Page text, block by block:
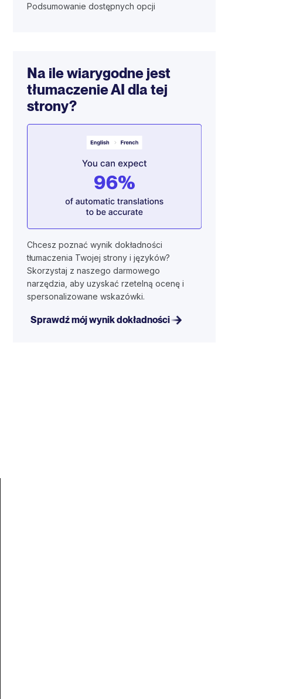
Podsumowanie dostępnych opcji
Na ile wiarygodne jest
tłumaczenie AI dla tej
strony?
Chcesz poznać wynik dokładności
tłumaczenia Twojej strony i języków?
Skorzystaj z naszego darmowego
narzędzia, aby uzyskać rzetelną ocenę i
spersonalizowane wskazówki.
Sprawdź mój wynik dokładności